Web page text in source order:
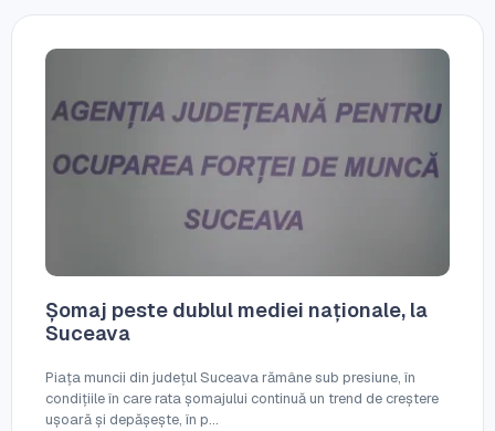
Șomaj peste dublul mediei naționale, la
Suceava
Piața muncii din județul Suceava rămâne sub presiune, în
condițiile în care rata șomajului continuă un trend de creștere
ușoară și depășește, în p...